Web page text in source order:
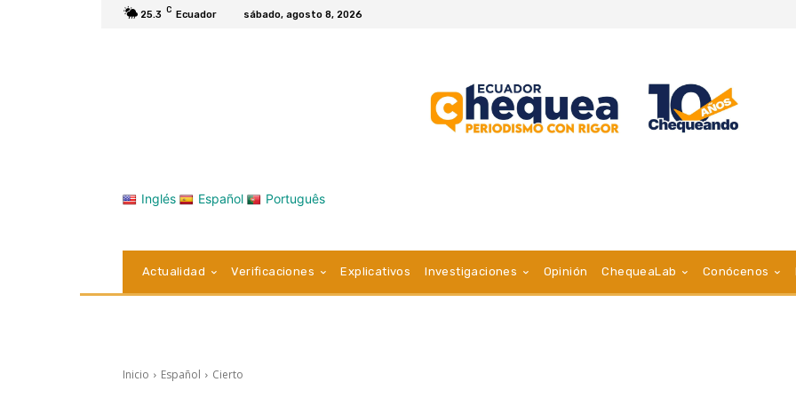
25.3 C Ecuador sábado, agosto 8, 2026
Inglés Español Português
Actualidad Verificaciones Explicativos Investigaciones Opinión ChequeaLab Conócenos
Inicio Español Cierto